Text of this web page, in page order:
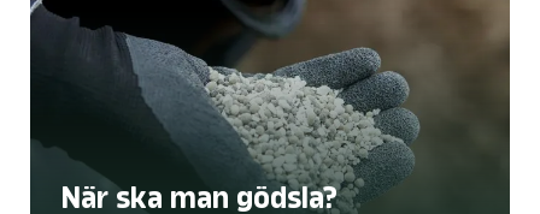
När ska man gödsla?